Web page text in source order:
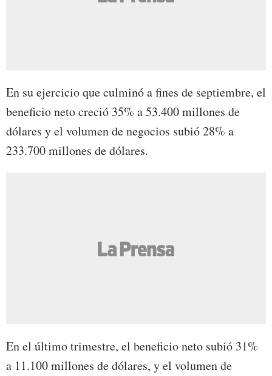
En su ejercicio que culminó a fines de septiembre, el
beneficio neto creció 35% a 53.400 millones de
dólares y el volumen de negocios subió 28% a
233.700 millones de dólares.
En el último trimestre, el beneficio neto subió 31%
a 11.100 millones de dólares, y el volumen de